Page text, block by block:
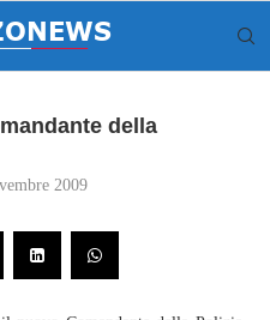
della
2009